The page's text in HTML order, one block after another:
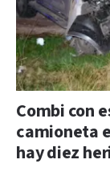
Combi con
camioneta
hay diez